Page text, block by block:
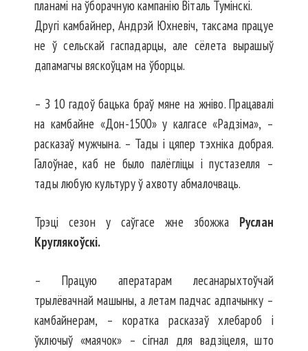
планамі на ўборачную кампанію Віталь Тумінскі.
Другі камбайнер, Андрэй Юх­не­віч, таксама працуе
не ў сельскай гаспадарцы, але сёлета вырашыў
дапамагчы вяскоўцам на ўборцы.
– З 10 гадоў бацька браў мяне на жніво. Працавалі
на камбайне «Дон-1500» у калгасе «Радзіма», –
расказаў мужчына. – Тады і цяпер тэхніка добрая.
Галоўнае, каб не было палёгліцы і пустазелля –
тады любую культуру ў ахвоту абмалочваць.
Трэці сезон у саўгасе жне збожжа Руслан
Круглякоўскі.
– Працую аператарам лесана­рых­тоўчай
трылёвачнай машыны, а летам падчас адпачынку –
камбайнерам, – коратка расказаў хлебароб і
ўключыў «маячок» – сігнал для вадзіцеля, што